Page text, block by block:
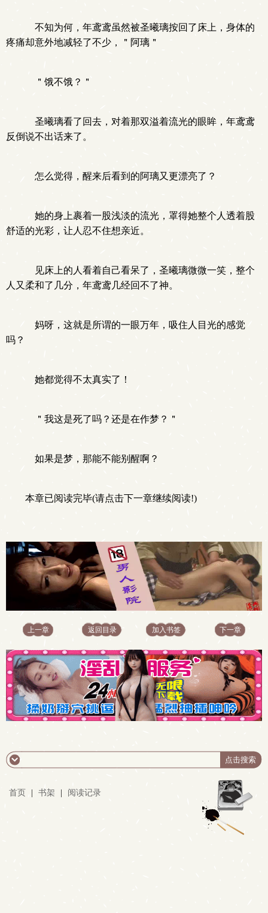
不知为何，年鸢鸢虽然被圣曦璃按回了床上，身体的
疼痛却意外地减轻了不少，＂阿璃＂
＂饿不饿？＂
圣曦璃看了回去，对着那双溢着流光的眼眸，年鸢鸢
反倒说不出话来了。
怎么觉得，醒来后看到的阿璃又更漂亮了？
她的身上裹着一股浅淡的流光，罩得她整个人透着股
舒适的光彩，让人忍不住想亲近。
见床上的人看着自己看呆了，圣曦璃微微一笑，整个
人又柔和了几分，年鸢鸢几经回不了神。
妈呀，这就是所谓的一眼万年，吸住人目光的感觉
吗？
她都觉得不太真实了！
＂我这是死了吗？还是在作梦？＂
如果是梦，那能不能别醒啊？
本章已阅读完毕(请点击下一章继续阅读!)
上一章 返回目录 加入书签 下一章
首页 书架 阅读记录